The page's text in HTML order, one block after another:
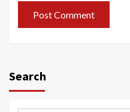
Search